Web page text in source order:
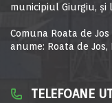
municipiul Giurgiu, şi
Comuna Roata de
anume: Roata de Jos,
TELEFOANE